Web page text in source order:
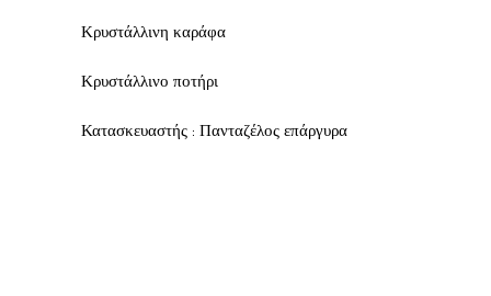
Κρυστάλλινη καράφα
Κρυστάλλινο ποτήρι
Κατασκευαστής : Πανταζέλος επάργυρα